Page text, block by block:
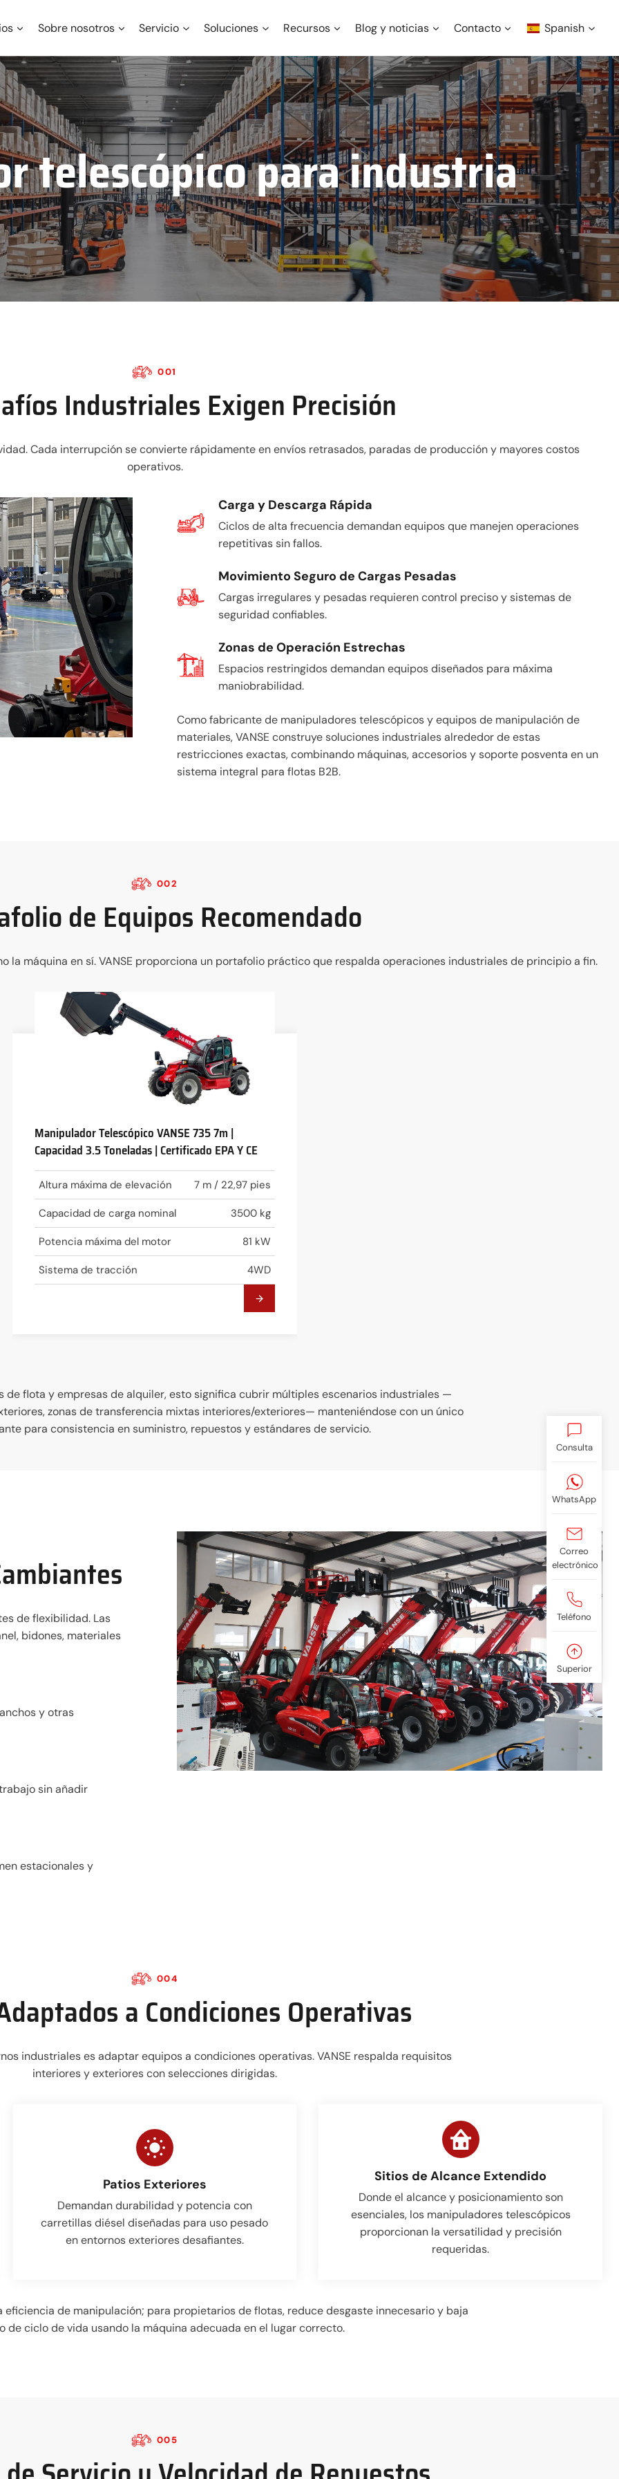
Sobre nosotros Servicio Soluciones Recursos Blog y noticias Contacto Spanish
telescópico para industria
001
Industriales Exigen Precisión
Cada interrupción se convierte rápidamente en envíos retrasados, paradas de producción y mayores costos
operativos.
Carga y Descarga Rápida
Ciclos de alta frecuencia demandan equipos que manejen operaciones
repetitivas sin fallos.
Movimiento Seguro de Cargas Pesadas
Cargas irregulares y pesadas requieren control preciso y sistemas de
seguridad confiables.
Zonas de Operación Estrechas
Espacios restringidos demandan equipos diseñados para máxima
maniobrabilidad.
Como fabricante de manipuladores telescópicos y equipos de manipulación de
materiales, VANSE construye soluciones industriales alrededor de estas
restricciones exactas, combinando máquinas, accesorios y soporte posventa en un
sistema integral para flotas B2B.
002
de Equipos Recomendado
máquina en sí. VANSE proporciona un portafolio práctico que respalda operaciones industriales de principio a fin.
Manipulador Telescópico VANSE 735 7m |
Capacidad 3.5 Toneladas | Certificado EPA Y CE
Altura máxima de elevación 7 m / 22,97 pies
Capacidad de carga nominal 3500 kg
Potencia máxima del motor 81 kW
Sistema de tracción 4WD
de flota y empresas de alquiler, esto significa cubrir múltiples escenarios industriales —
zonas de transferencia mixtas interiores/exteriores— manteniéndose con un único
para consistencia en suministro, repuestos y estándares de servicio.
de flexibilidad. Las
bidones, materiales
y otras
sin añadir
estacionales y
004
a Condiciones Operativas
industriales es adaptar equipos a condiciones operativas. VANSE respalda requisitos
interiores y exteriores con selecciones dirigidas.
Patios Exteriores
Demandan durabilidad y potencia con
carretillas diésel diseñadas para uso pesado
en entornos exteriores desafiantes.
Sitios de Alcance Extendido
Donde el alcance y posicionamiento son
esenciales, los manipuladores telescópicos
proporcionan la versatilidad y precisión
requeridas.
eficiencia de manipulación; para propietarios de flotas, reduce desgaste innecesario y baja
de ciclo de vida usando la máquina adecuada en el lugar correcto.
005
Consulta
WhatsApp
Correo
electrónico
Teléfono
Superior